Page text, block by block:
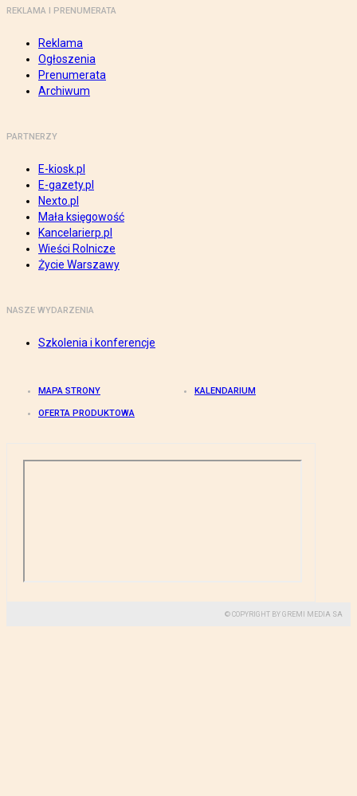
REKLAMA I PRENUMERATA
Reklama
Ogłoszenia
Prenumerata
Archiwum
PARTNERZY
E-kiosk.pl
E-gazety.pl
Nexto.pl
Mała księgowość
Kancelarierp.pl
Wieści Rolnicze
Życie Warszawy
NASZE WYDARZENIA
Szkolenia i konferencje
MAPA STRONY KALENDARIUM
OFERTA PRODUKTOWA
© COPYRIGHT BY GREMI MEDIA SA